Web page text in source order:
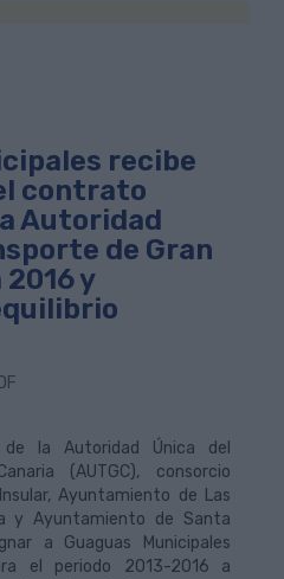
recibe
contrato
Autoridad
de Gran
y
la Autoridad Única del
(AUTGC), consorcio
Ayuntamiento de Las
y Ayuntamiento de Santa
a Guaguas Municipales
el periodo 2013-2016 a